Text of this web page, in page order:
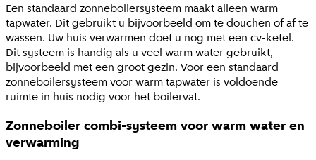
Een standaard zonneboilersysteem maakt alleen warm
tapwater. Dit gebruikt u bijvoorbeeld om te douchen of af te
wassen. Uw huis verwarmen doet u nog met een cv-ketel.
Dit systeem is handig als u veel warm water gebruikt,
bijvoorbeeld met een groot gezin. Voor een standaard
zonneboilersysteem voor warm tapwater is voldoende
ruimte in huis nodig voor het boilervat.
Zonneboiler combi-systeem voor warm water en
verwarming